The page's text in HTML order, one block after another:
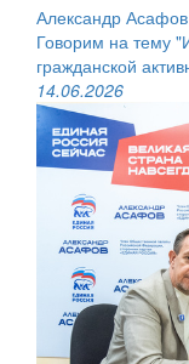
Александр
Говорим на тему
гражданской
14.06.2026